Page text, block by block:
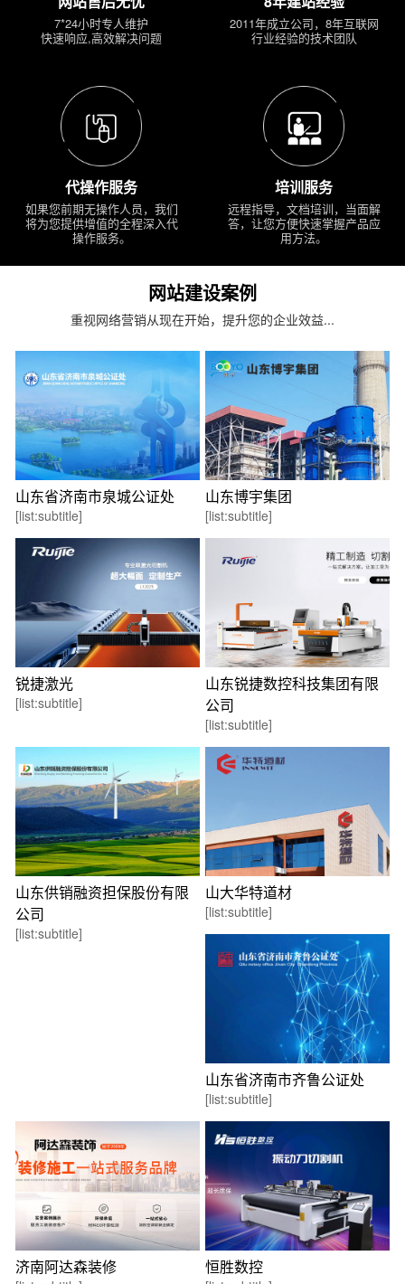
7*24小时专人维护
快速响应,高效解决问题
2011年成立公司，8年互联网
行业经验的技术团队
代操作服务
如果您前期无操作人员，我们
将为您提供增值的全程深入代
操作服务。
培训服务
远程指导，文档培训，当面解
答，让您方便快速掌握产品应
用方法。
网站建设案例
重视网络营销从现在开始，提升您的企业效益...
山东省济南市泉城公证处
[list:subtitle]
山东博宇集团
[list:subtitle]
锐捷激光
[list:subtitle]
山东锐捷数控科技集团有限
公司
[list:subtitle]
山东供销融资担保股份有限
公司
[list:subtitle]
山大华特道材
[list:subtitle]
山东省济南市齐鲁公证处
[list:subtitle]
济南阿达森装修 恒胜数控